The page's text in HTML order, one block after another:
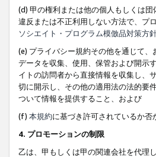
(d) 甲の権利または他の個人もしくは
違反または不正利用しない方法で、プ
ソシエイト・プログラム模倣品対策方
(e) プライバシー規約その他を通じて
データを収集、使用、保管および開示
イトの訪問者から直接情報を収集し、
切に開示し、その他の適用法の法的要
ついて情報を提供すること、および
(f) 本規約に基づき許可されているか
4. プロモーションの制限
乙は、甲もしくは甲の関連会社を代理